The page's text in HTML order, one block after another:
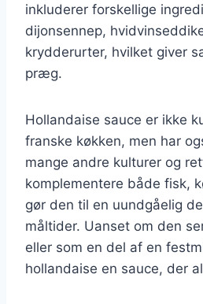
inkluderer forskellige
dijonsennep,
krydderurter, hvilket giver
præg.
Hollandaise sauce er ikke
franske køkken, men har
mange andre kulturer og
komplementere både fisk,
gør den til en uundgåelig
måltider. Uanset om den
eller som en del af en
hollandaise en sauce, der